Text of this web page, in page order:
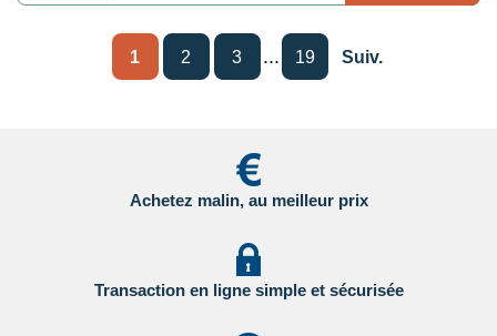
1 2 3 ... 19 Suiv.
Achetez malin, au meilleur prix
Transaction en ligne simple et sécurisée